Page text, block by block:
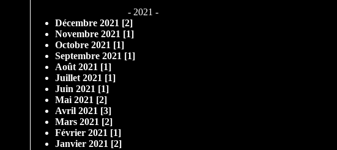
- 2021 -
Décembre 2021 [2]
Novembre 2021 [1]
Octobre 2021 [1]
Septembre 2021 [1]
Août 2021 [1]
Juillet 2021 [1]
Juin 2021 [1]
Mai 2021 [2]
Avril 2021 [3]
Mars 2021 [2]
Février 2021 [1]
Janvier 2021 [2]